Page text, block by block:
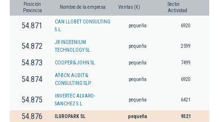
Posición
Provincia
Nombre de la empresa Ventas (€)
Sector
Actividad
54.871
CAN LLOBET CONSULTING
S.L.
pequeña 6920
54.872
JR INGEENIUM
TECHNOLOGY SL.
pequeña 2599
54.873 COOPER & JOHN SL pequeña 7499
54.874
AT-BCN AUDIT &
CONSULTING SLP.
pequeña 6920
54.875
INVERTEC ALVARO-
SANCHEZ S.L.
pequeña 6421
54.876 ILUROPARK SL pequeña 9321